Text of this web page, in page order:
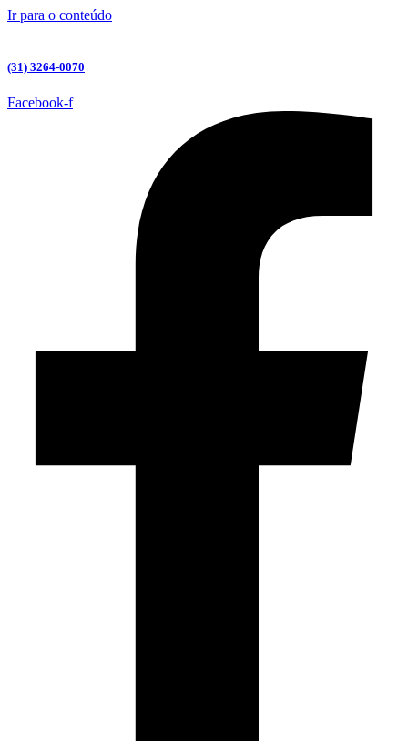
Ir para o conteúdo
(31) 3264-0070
Facebook-f